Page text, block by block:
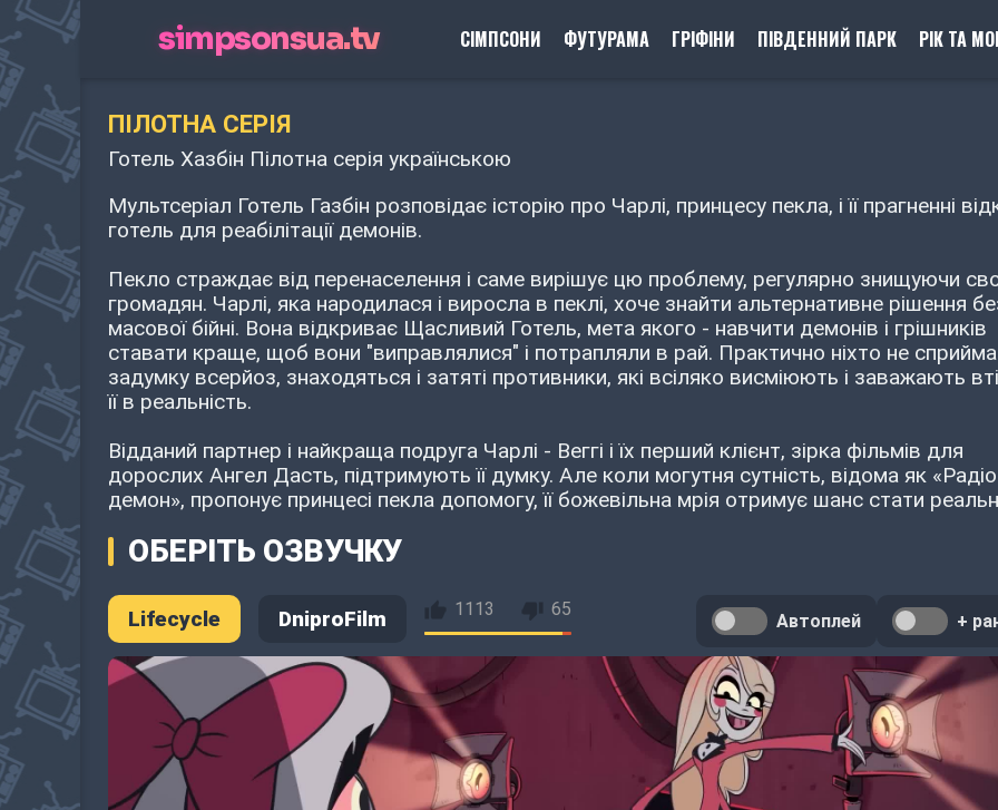
simpsonsua.tv СІМПСОНИ ФУТУРАМА ГРІФІНИ ПІВДЕННИЙ ПАРК РІК ТА
ПІЛОТНА СЕРІЯ
Готель Хазбін Пілотна серія українською
Мультсеріал Готель Газбін розповідає історію про Чарлі, принцесу пекла, і її прагненні
готель для реабілітації демонів.
Пекло страждає від перенаселення і саме вирішує цю проблему, регулярно знищуючи
громадян. Чарлі, яка народилася і виросла в пеклі, хоче знайти альтернативне рішення
масової бійні. Вона відкриває Щасливий Готель, мета якого - навчити демонів і грішників
ставати краще, щоб вони "виправлялися" і потрапляли в рай. Практично ніхто не
задумку всерйоз, знаходяться і затяті противники, які всіляко висміюють і заважають
її в реальність.
Відданий партнер і найкраща подруга Чарлі - Веггі і їх перший клієнт, зірка фільмів для
дорослих Ангел Дасть, підтримують її думку. Але коли могутня сутність, відома як
демон», пропонує принцесі пекла допомогу, її божевільна мрія отримує шанс стати
ОБЕРІТЬ ОЗВУЧКУ
Lifecycle DniproFilm 1113 65
Автоплей +